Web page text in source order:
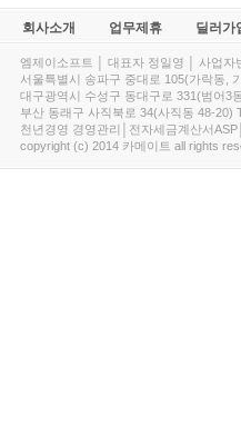
회사소개 업무제휴 딜러가
엠제이소프트 │ 대표자 정일영 │ 사업
서울특별시 송파구 중대로 105(가락동,
대구광역시 수성구 동대구로 331(범어3
부산 동래구 사직북로 34(사직동 48-20)
천년경영 경영관리│전자세금계산서
copyright (c) 2014 카메이트 all rights